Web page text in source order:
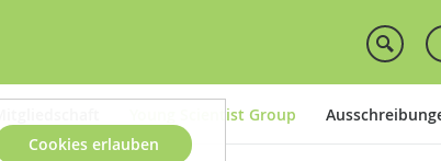
Cookies erlauben
Young Scientist Group